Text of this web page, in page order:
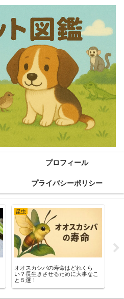
プロフィール
プライバシーポリシー
昆虫
オオスカシバの寿命はどれくら
い？長生きさせるために大事なこ
と５選！